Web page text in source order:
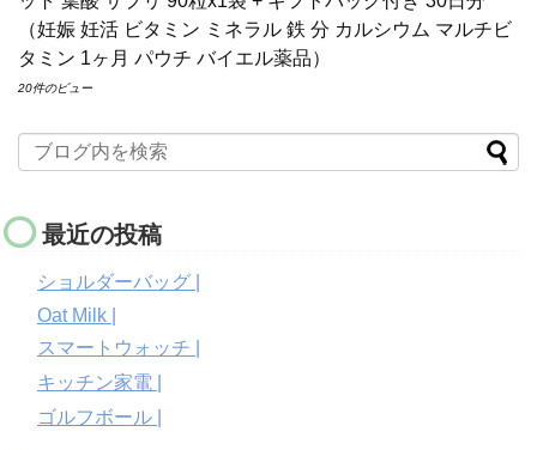
（妊娠 妊活 ビタミン ミネラル 鉄 分 カルシウム マルチビ
タミン 1ヶ月 パウチ バイエル薬品）
20件のビュー
最近の投稿
ショルダーバッグ |
Oat Milk |
スマートウォッチ |
キッチン家電 |
ゴルフボール |